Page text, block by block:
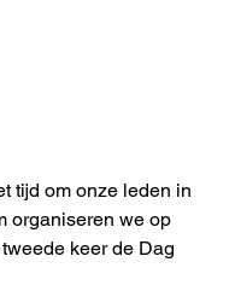
tijd om onze leden in
organiseren we op
keer de Dag